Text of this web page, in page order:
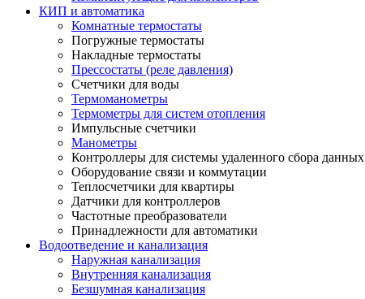
КИП и автоматика
Комнатные термостаты
Погружные термостаты
Накладные термостаты
Прессостаты (реле давления)
Счетчики для воды
Термоманометры
Термометры для систем отопления
Импульсные счетчики
Манометры
Контроллеры для системы удаленного сбора данных
Оборудование связи и коммутации
Теплосчетчики для квартиры
Датчики для контроллеров
Частотные преобразователи
Принадлежности для автоматики
Водоотведение и канализация
Наружная канализация
Внутренняя канализация
Безшумная канализация